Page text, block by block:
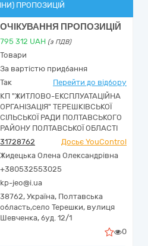
ПРОПОЗИЦІЙ
ОЧІКУВАННЯ ПРОПОЗИЦІЙ
795 312 UAH (з ПДВ)
Товари
За вартістю придбання
Так Перейти до відбору
КП "ЖИТЛОВО-ЕКСПЛУАТАЦІЙНА
ОРГАНІЗАЦІЯ" ТЕРЕШКІВСЬКОЇ
СІЛЬСЬКОЇ РАДИ ПОЛТАВСЬКОГО
РАЙОНУ ПОЛТАВСЬКОЇ ОБЛАСТІ
31728762
Досьє YouControl
Жидецька Олена Олександрівна
+380532553025
kp-jeo@i.ua
38762, Україна, Полтавська
область,село Терешки, вулиця
Шевченка, буд. 12/1
0